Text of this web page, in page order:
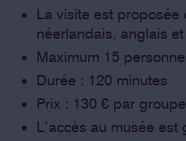
La visite est proposée
néerlandais, anglais
Maximum 15
Durée : 120 minutes
Prix : 130 € par groupe
L’accès au musée est